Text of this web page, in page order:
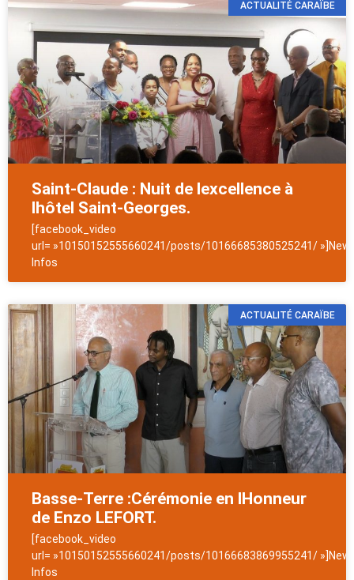
ACTUALITÉ CARAÏBE
Saint-Claude : Nuit de lexcellence à
lhôtel Saint-Georges.
[facebook_video
url= »10150152555660241/posts/10166685380525241/
Infos
ACTUALITÉ CARAÏBE
Basse-Terre :Cérémonie en lHonneur
de Enzo LEFORT.
[facebook_video
url= »10150152555660241/posts/10166683869955241/
Infos